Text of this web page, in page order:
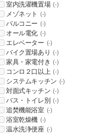
室内洗濯機置場 (-)
メゾネット (-)
バルコニー (-)
オール電化 (-)
エレベーター (-)
バイク置場あり (-)
家具・家電付き (-)
コンロ２口以上 (-)
システムキッチン (-)
対面式キッチン (-)
バス・トイレ別 (-)
追焚機能浴室 (-)
浴室乾燥機 (-)
温水洗浄便座 (-)